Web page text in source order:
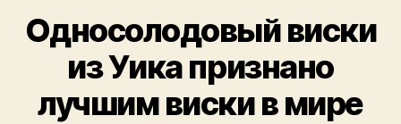
Односолодовый виски
из Уика признано
лучшим виски в мире